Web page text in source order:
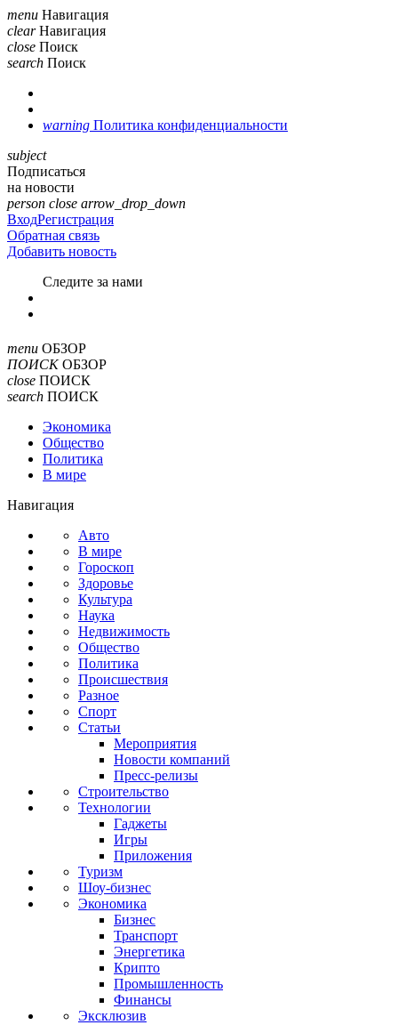
menu Навигация
clear Навигация
close Поиск
search Поиск
warning Политика конфиденциальности
subject
Подписаться
на новости
person close arrow_drop_down
ВходРегистрация
Обратная связь
Добавить новость
Cледите за нами
menu ОБЗОР
ПОИСК ОБЗОР
close ПОИСК
search ПОИСК
Экономика
Общество
Политика
В мире
Навигация
Авто
В мире
Гороскоп
Здоровье
Культура
Наука
Недвижимость
Общество
Политика
Происшествия
Разное
Спорт
Статьи
Мероприятия
Новости компаний
Пресс-релизы
Строительство
Технологии
Гаджеты
Игры
Приложения
Туризм
Шоу-бизнес
Экономика
Бизнес
Транспорт
Энергетика
Крипто
Промышленность
Финансы
Эксклюзив